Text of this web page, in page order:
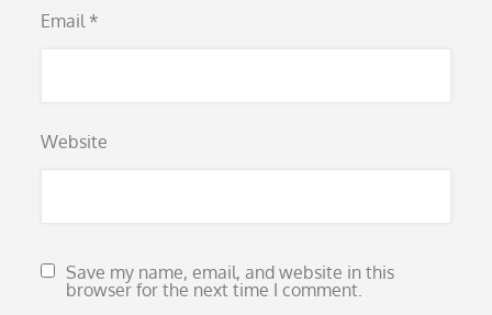
Email *
Website
Save my name, email, and website in this
browser for the next time I comment.